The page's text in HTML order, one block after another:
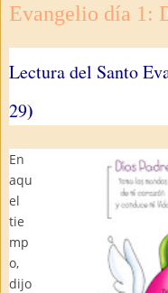
Evangelio día 1:
Lectura del Santo
29)
En
aqu
el
tie
mp
o,
dijo